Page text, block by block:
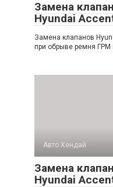
Замена
Hyundai
Замена клапанов
при обрыве ремня ГРМ
Авто Хендай
Замена
Hyundai